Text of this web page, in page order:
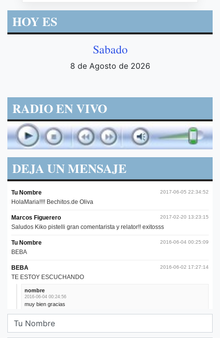
HOY ES
Sabado
8 de Agosto de 2026
RADIO EN VIVO
DEJA UN MENSAJE